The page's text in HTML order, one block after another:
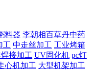
料器 李朝相百草丹中药
工 中走丝加工 工业烤箱
接加工 UV固化机 pc灯
心机加工 大型机架加工